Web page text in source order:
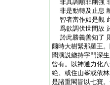
非其調順非剛強
非是動轉及止息
智者當作如是觀
爲欲調伏世間故
於此勝義善知了
爾時大樹緊那羅王
聞演説總持字門深
曾有。以神通力化
絶。或住山峯或依
是諸重閣皆以七寶